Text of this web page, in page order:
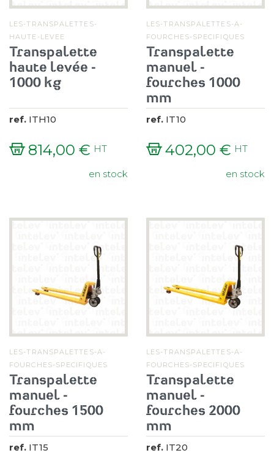
LES-TRANSPALETTES-
HAUTE-LEVEE
Transpalette
haute levée -
1000 kg
ref. ITH10
Prix
814,00 € HT
en stock
LES-TRANSPALETTES-A-
FOURCHES-SPECIFIQUES
Transpalette
manuel -
fourches 1000
mm
ref. IT10
Prix
402,00 € HT
en stock
LES-TRANSPALETTES-A-
FOURCHES-SPECIFIQUES
Transpalette
manuel -
fourches 1500
mm
ref. IT15
LES-TRANSPALETTES-A-
FOURCHES-SPECIFIQUES
Transpalette
manuel -
fourches 2000
mm
ref. IT20